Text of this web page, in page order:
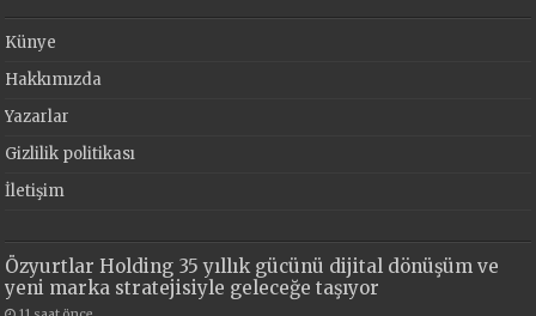
Künye
Hakkımızda
Yazarlar
Gizlilik politikası
İletişim
Özyurtlar Holding 35 yıllık gücünü dijital dönüşüm ve
yeni marka stratejisiyle geleceğe taşıyor